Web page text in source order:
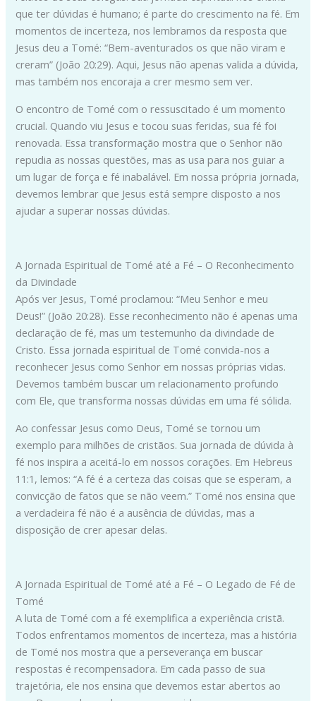
que ter dúvidas é humano; é parte do crescimento na fé. Em
momentos de incerteza, nos lembramos da resposta que
Jesus deu a Tomé: “Bem-aventurados os que não viram e
creram” (João 20:29). Aqui, Jesus não apenas valida a dúvida,
mas também nos encoraja a crer mesmo sem ver.
O encontro de Tomé com o ressuscitado é um momento
crucial. Quando viu Jesus e tocou suas feridas, sua fé foi
renovada. Essa transformação mostra que o Senhor não
repudia as nossas questões, mas as usa para nos guiar a
um lugar de força e fé inabalável. Em nossa própria jornada,
devemos lembrar que Jesus está sempre disposto a nos
ajudar a superar nossas dúvidas.
A Jornada Espiritual de Tomé até a Fé – O Reconhecimento
da Divindade
Após ver Jesus, Tomé proclamou: “Meu Senhor e meu
Deus!” (João 20:28). Esse reconhecimento não é apenas uma
declaração de fé, mas um testemunho da divindade de
Cristo. Essa jornada espiritual de Tomé convida-nos a
reconhecer Jesus como Senhor em nossas próprias vidas.
Devemos também buscar um relacionamento profundo
com Ele, que transforma nossas dúvidas em uma fé sólida.
Ao confessar Jesus como Deus, Tomé se tornou um
exemplo para milhões de cristãos. Sua jornada de dúvida à
fé nos inspira a aceitá-lo em nossos corações. Em Hebreus
11:1, lemos: “A fé é a certeza das coisas que se esperam, a
convicção de fatos que se não veem.” Tomé nos ensina que
a verdadeira fé não é a ausência de dúvidas, mas a
disposição de crer apesar delas.
A Jornada Espiritual de Tomé até a Fé – O Legado de Fé de
Tomé
A luta de Tomé com a fé exemplifica a experiência cristã.
Todos enfrentamos momentos de incerteza, mas a história
de Tomé nos mostra que a perseverança em buscar
respostas é recompensadora. Em cada passo de sua
trajetória, ele nos ensina que devemos estar abertos ao